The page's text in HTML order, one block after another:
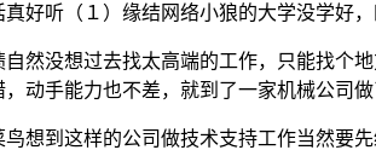
真好听（１）缘结网络小狼的大学没学好
自然没想过去找太高端的工作，只能找个
，动手能力也不差，就到了一家机械公司做
鸟想到这样的公司做技术支持工作当然要